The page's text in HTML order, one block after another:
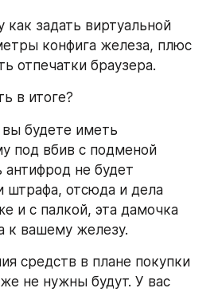
как задать виртуальной
конфига железа, плюс
отпечатки браузера.
в итоге?
будете иметь
под вбив с подменой
антифрод не будет
штрафа, отсюда и дела
и с палкой, эта дамочка
к вашему железу.
средств в плане покупки
не нужны будут. У вас